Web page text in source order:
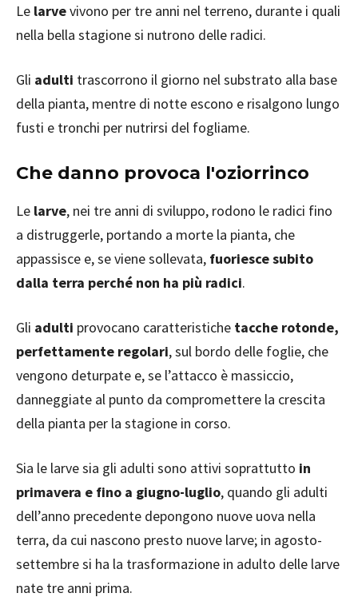
Le larvevivono per tre anni nel terreno, durante i quali
nella bella stagione si nutrono delle radici.
Gli adulti trascorrono il giorno nel substrato alla base
della pianta, mentre di notte escono e risalgono lungo
fusti e tronchi per nutrirsi del fogliame.
Che danno provoca l'oziorrinco
Le larve, nei tre anni di sviluppo, rodono le radici fino
a distruggerle, portando a morte la pianta, che
appassisce e, se viene sollevata, fuoriesce subito
dalla terra perché non ha più radici.
Gli adulti provocano caratteristiche tacche rotonde,
perfettamente regolari, sul bordo delle foglie, che
vengono deturpate e, se l’attacco è massiccio,
danneggiate al punto da compromettere la crescita
della pianta per la stagione in corso.
Sia le larve sia gli adulti sono attivi soprattutto in
primavera e fino a giugno-luglio, quando gli adulti
dell’anno precedente depongono nuove uova nella
terra, da cui nascono presto nuove larve; in agosto-
settembre si ha la trasformazione in adulto delle larve
nate tre anni prima.